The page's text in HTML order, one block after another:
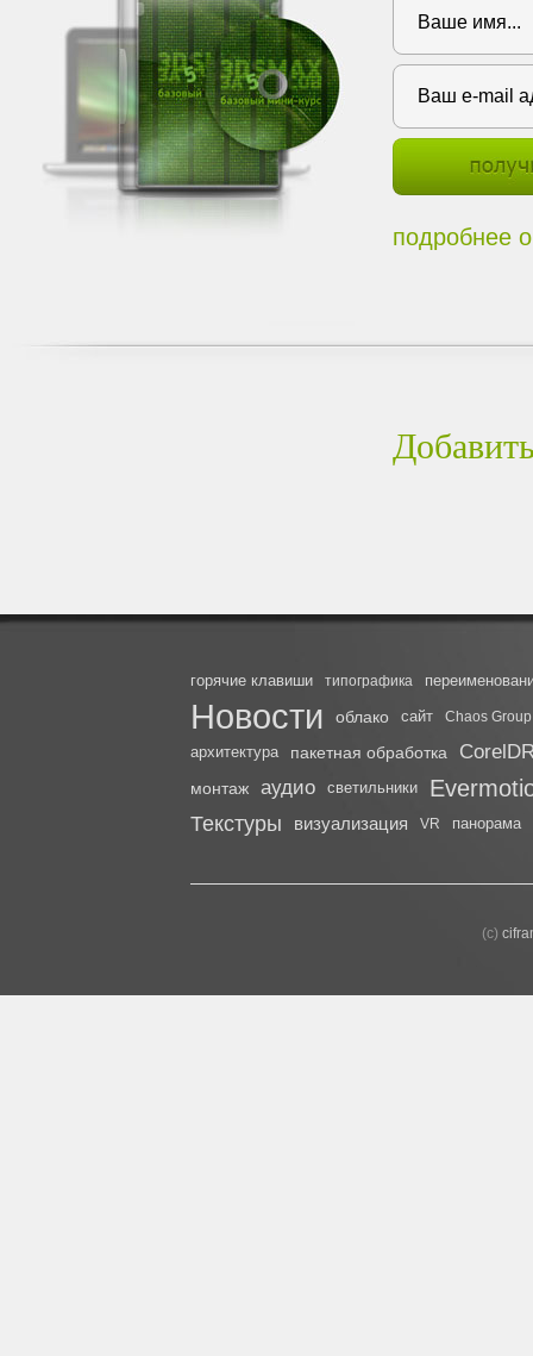
подробнее
горячие клавиши типографика
Новости облако сайт Chaos Group
архитектура пакетная обработка
монтаж аудио светильники
Текстуры визуализация VR панорама
(с)